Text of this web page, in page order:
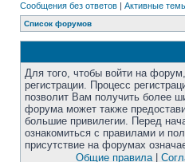
Сообщения без ответов | Активные
Список форумов
Для того, чтобы войти на
регистрации. Процесс
позволит Вам получить более
форума может также
большие привилегии. Перед
ознакомиться с правилами и
присутствие на форумах
Общие правила|